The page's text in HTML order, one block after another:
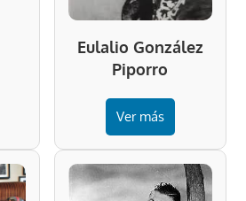
Eulalio González
Piporro
Ver más